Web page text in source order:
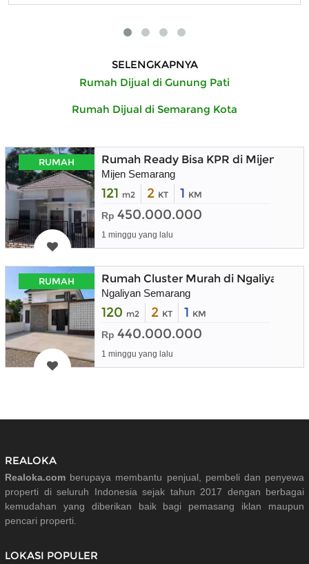
SELENGKAPNYA
Rumah Dijual di Gunung Pati
Rumah Dijual di Semarang Kota
RUMAH Rumah Ready Bisa KPR di Mijen
Mijen Semarang
121 m2 2 KT 1 KM
Rp 450.000.000
1 minggu yang lalu
RUMAH Rumah Cluster Murah di Ngaliyan
Ngaliyan Semarang
120 m2 2 KT 1 KM
Rp 440.000.000
1 minggu yang lalu
REALOKA
Realoka.com berupaya membantu penjual, pembeli dan penyewa
properti di seluruh Indonesia sejak tahun 2017 dengan berbagai
kemudahan yang diberikan baik bagi pemasang iklan maupun
pencari properti.
LOKASI POPULER